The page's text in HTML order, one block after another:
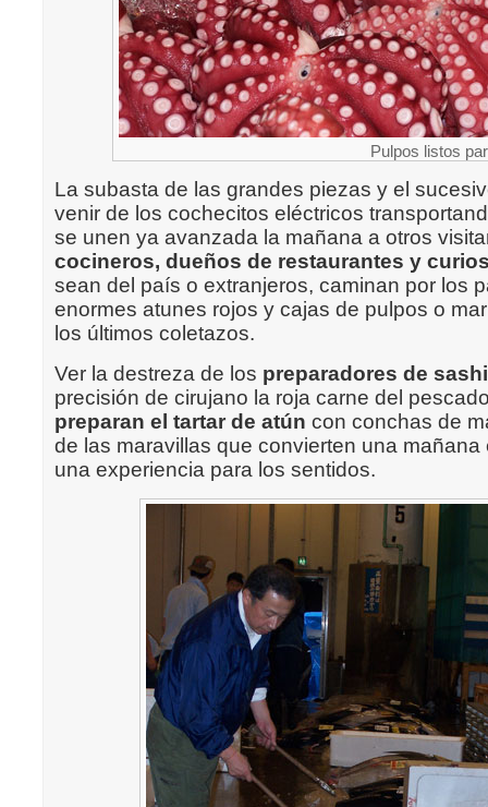
Pulpos listos
La subasta de las grandes piezas y el
venir de los cochecitos eléctricos
se unen ya avanzada la mañana a otros
cocineros, dueños de restaurantes y
sean del país o extranjeros, caminan por los
enormes atunes rojos y cajas de pulpos o
los últimos coletazos.
Ver la destreza de los preparadores de
precisión de cirujano la roja carne del
preparan el tartar de atún con conchas de
de las maravillas que convierten una mañana
una experiencia para los sentidos.